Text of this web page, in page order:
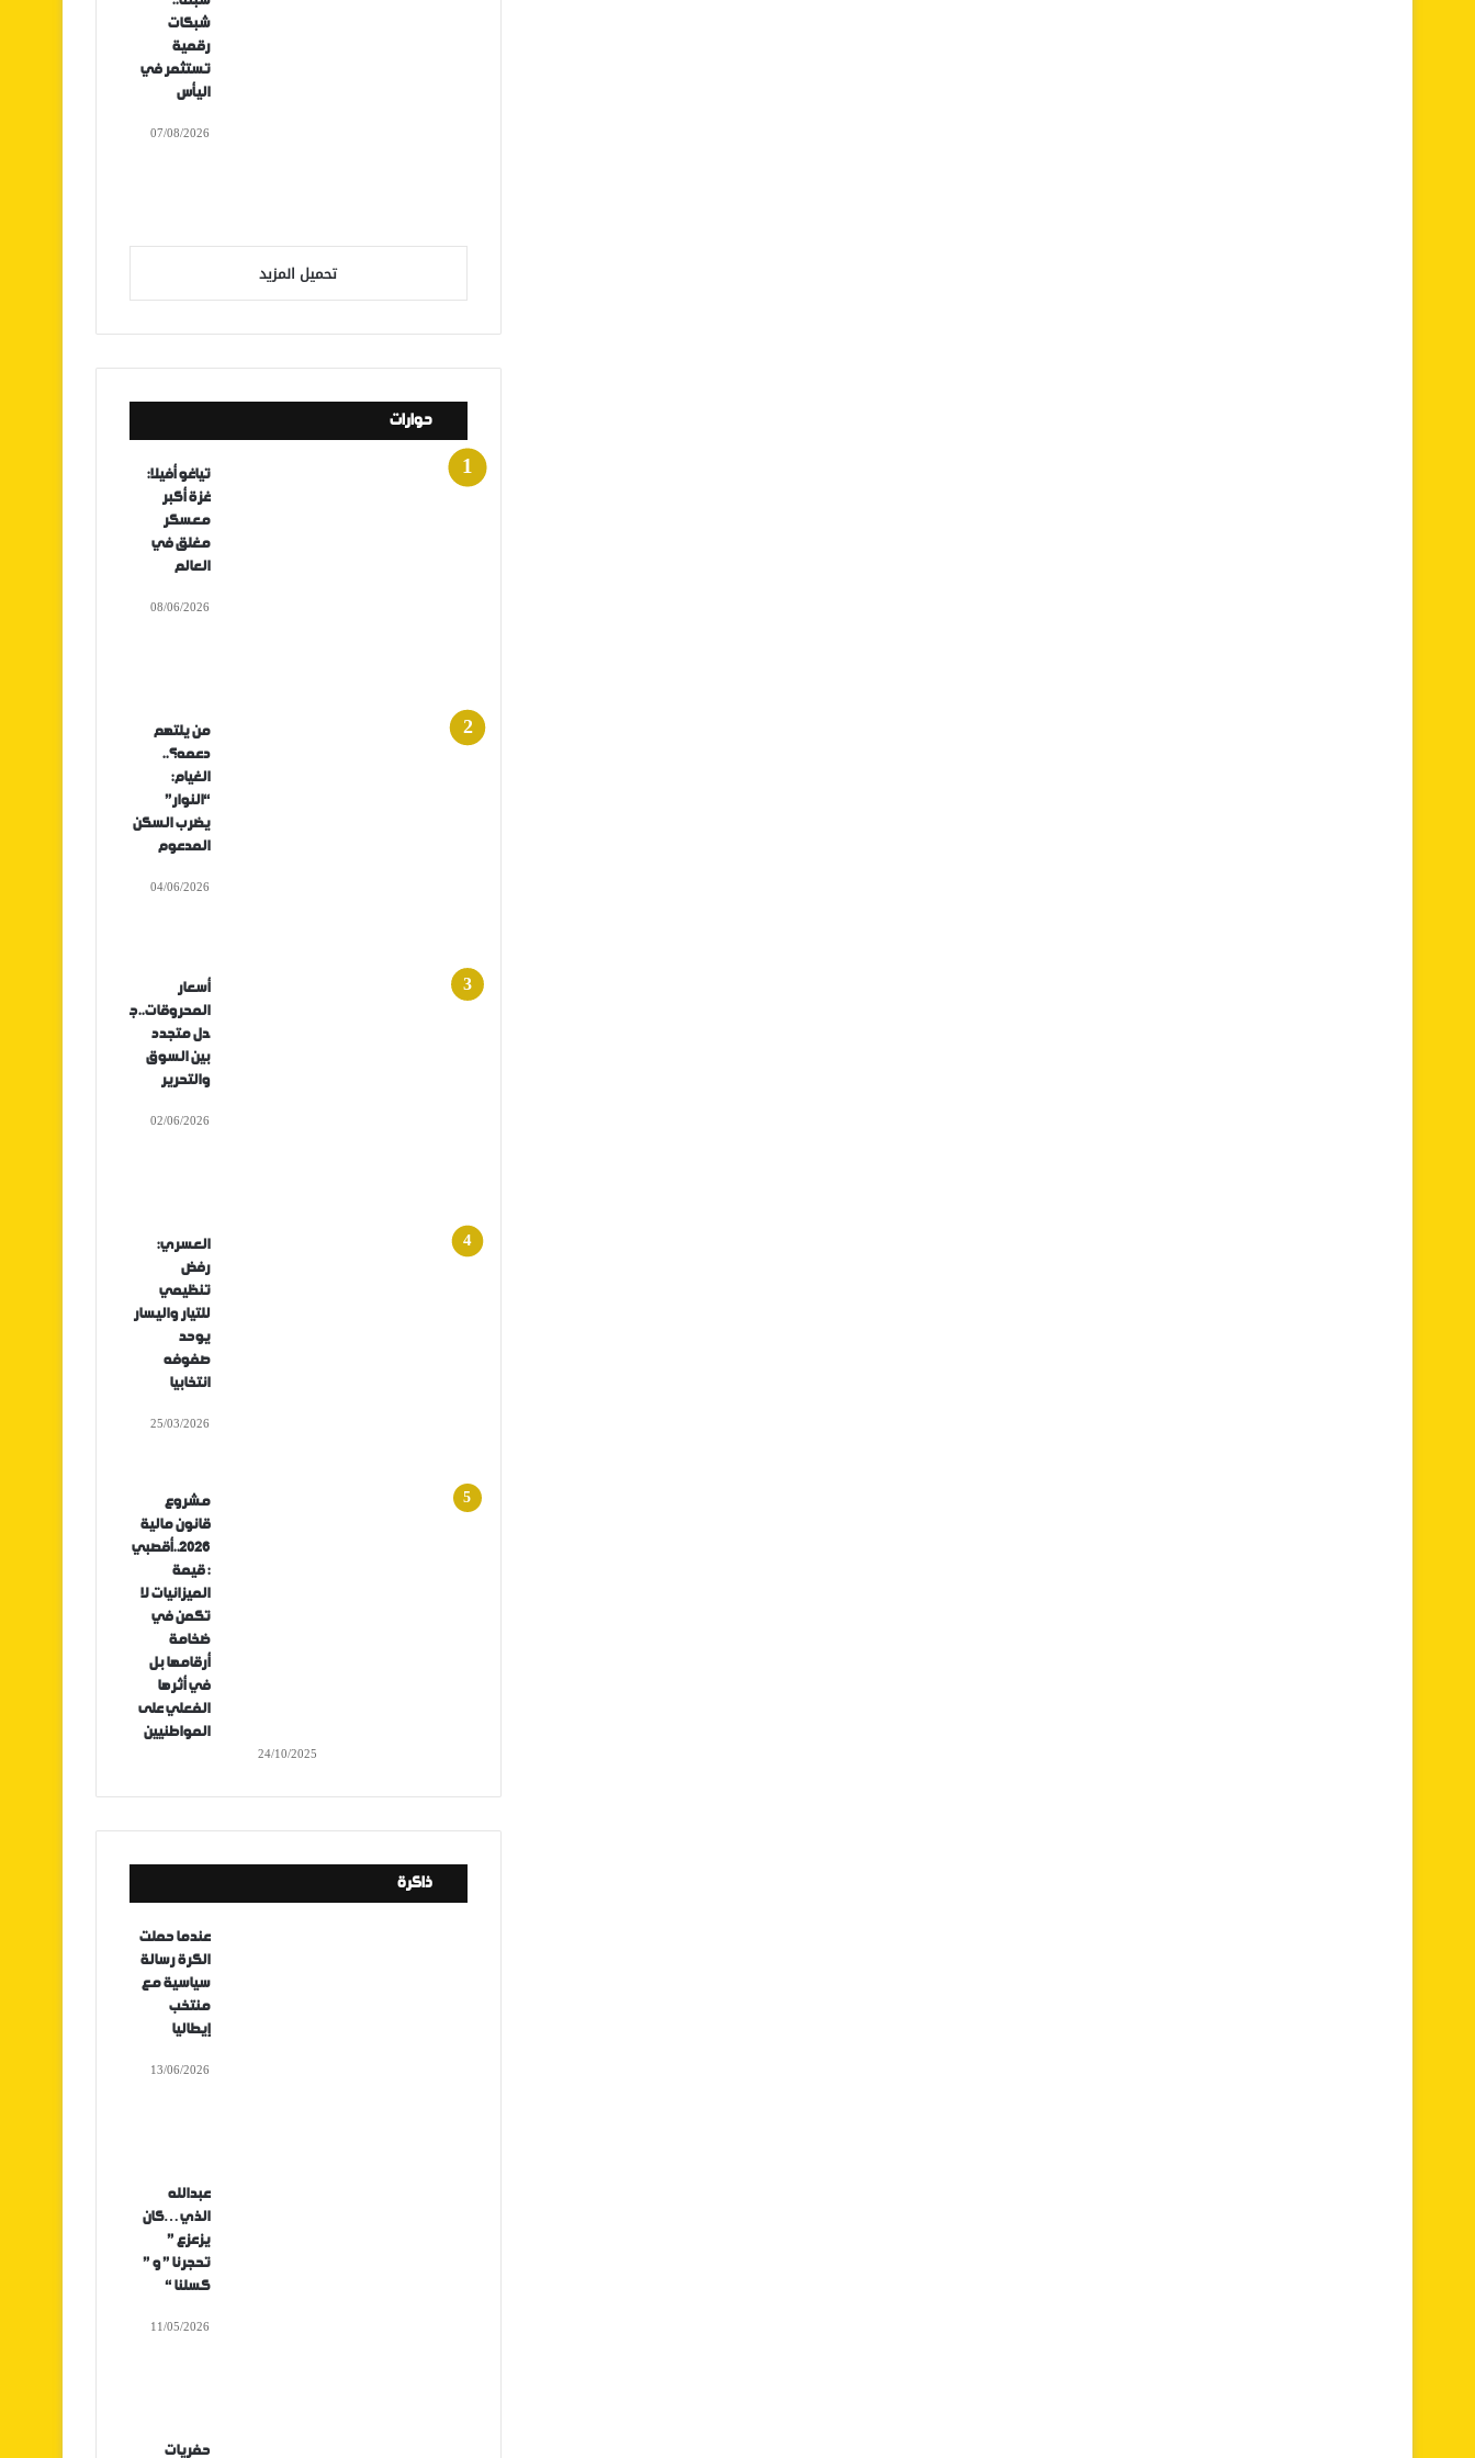
شبكات
رقمية
تستثمر في
اليأس
07/08/2026
تحميل المزيد
حوارات
تياغو أفيلا:
غزة أكبر
معسكر
مغلق في
العالم
08/06/2026
من يلتهم
دعمه؟..
الغيام:
“النوار”
يضرب السكن
المدعوم
04/06/2026
أسعار
المحروقات..ج
دل متجدد
بين السوق
والتحرير
02/06/2026
العسري:
رفض
تنظيمي
للتيار واليسار
يوحد
صفوفه
انتخابيا
25/03/2026
مشروع
قانون مالية
2026..أقصبي
: قيمة
الميزانيات لا
تكمن في
ضخامة
أرقامها بل
في أثرها
الفعلي على
المواطنيين
24/10/2025
ذاكرة
عندما حملت
الكرة رسالة
سياسية مع
منتخب
إيطاليا
13/06/2026
عبدالله
الذي…كان
يزعزع ”
تحجرنا ” و ”
كسلنا “
11/05/2026
حفريات